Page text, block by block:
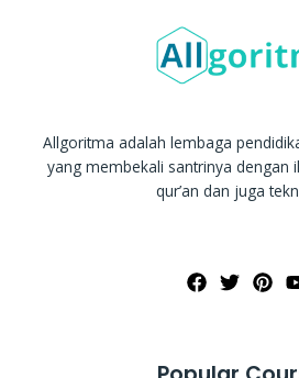
Allgoritma adalah lembaga
yang membekali santrinya dengan
qur’an dan juga